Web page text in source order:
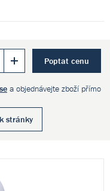
Poptat cenu
a objednávejte zboží přímo
stránky